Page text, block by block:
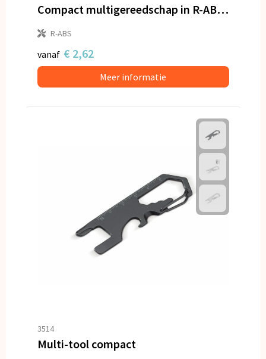
Compact multigereedschap in R-ABS & metaal 7 functies
R-ABS
vanaf € 2,62
Meer informatie
3514
Multi-tool compact